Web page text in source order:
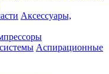
Аксессуары,
Аспирационные